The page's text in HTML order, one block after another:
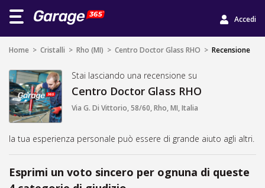
Accedi
Home > Cristalli > Rho (MI) > Centro Doctor Glass RHO > Recensione
Stai lasciando una recensione su
Centro Doctor Glass RHO
Via G. Di Vittorio, 58/60, Rho, MI, Italia
la tua esperienza personale può essere di grande aiuto agli altri.
Esprimi un voto sincero per ognuna di queste